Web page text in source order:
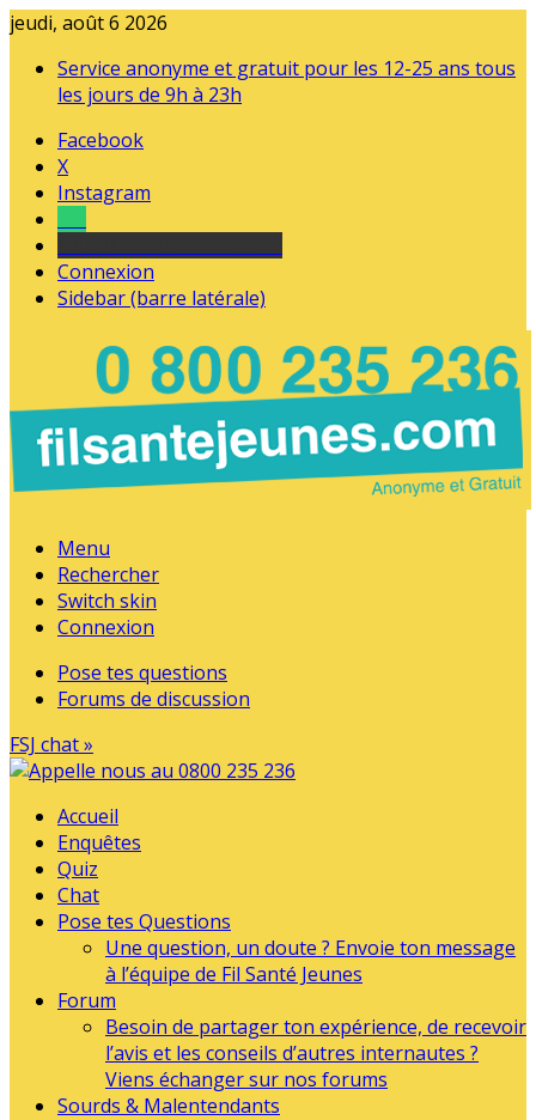
jeudi, août 6 2026
Service anonyme et gratuit pour les 12-25 ans tous
les jours de 9h à 23h
Facebook
X
Instagram
Connexion
Sidebar (barre latérale)
Menu
Rechercher
Switch skin
Connexion
Pose tes questions
Forums de discussion
FSJ chat »
Accueil
Enquêtes
Quiz
Chat
Pose tes Questions
Une question, un doute ? Envoie ton message
à l’équipe de Fil Santé Jeunes
Forum
Besoin de partager ton expérience, de recevoir
l’avis et les conseils d’autres internautes ?
Viens échanger sur nos forums
Sourds & Malentendants